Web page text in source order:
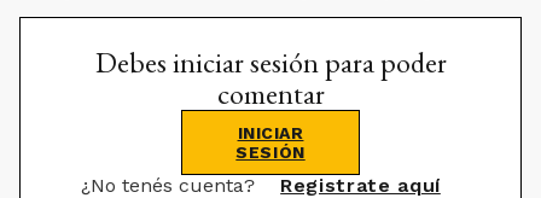
Debes iniciar sesión para poder
comentar
INICIAR
SESIÓN
¿No tenés cuenta? Registrate aquí